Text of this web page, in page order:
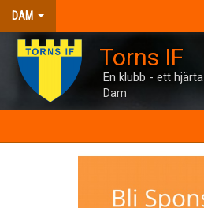
DAM
Torns IF
En klubb - ett hjärta
Dam